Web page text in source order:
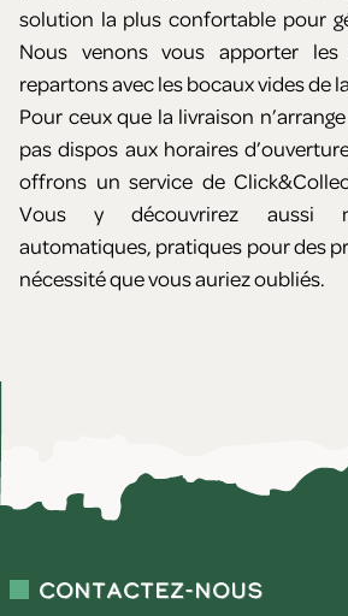
solution la plus confortable pour
Nous venons vous apporter
repartons avec les bocaux vides de
Pour ceux que la livraison
pas dispos aux horaires
offrons un service de
Vous y découvrirez aussi
automatiques, pratiques pour des
nécessité que vous auriez oubliés.
Contactez-nous